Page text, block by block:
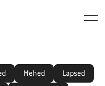
Mehed
Lapsed